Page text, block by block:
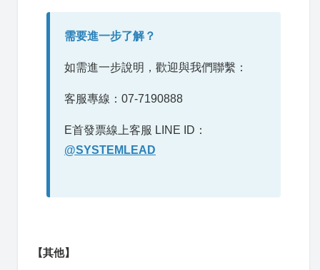
需要進一步了解？
如需進一步說明，歡迎與我們聯繫：
客服專線：07-7190888
E首發票線上客服 LINE ID：
@SYSTEMLEAD
【其他】